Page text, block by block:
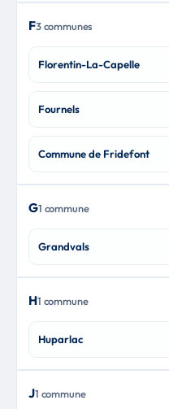
F3 communes
Florentin-La-Capelle
Fournels
Commune de Fridefont
G1 commune
Grandvals
H1 commune
Huparlac
J1 commune